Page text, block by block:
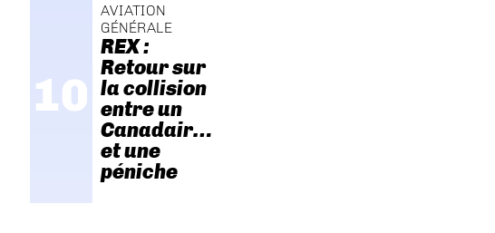
AVIATION
GÉNÉRALE
REX :
Retour sur
la collision
entre un
Canadair…
et une
péniche